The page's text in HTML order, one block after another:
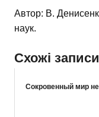
Автор: В.
наук.
Схожі
Сокровенный мир